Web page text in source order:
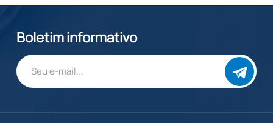
Boletim informativo